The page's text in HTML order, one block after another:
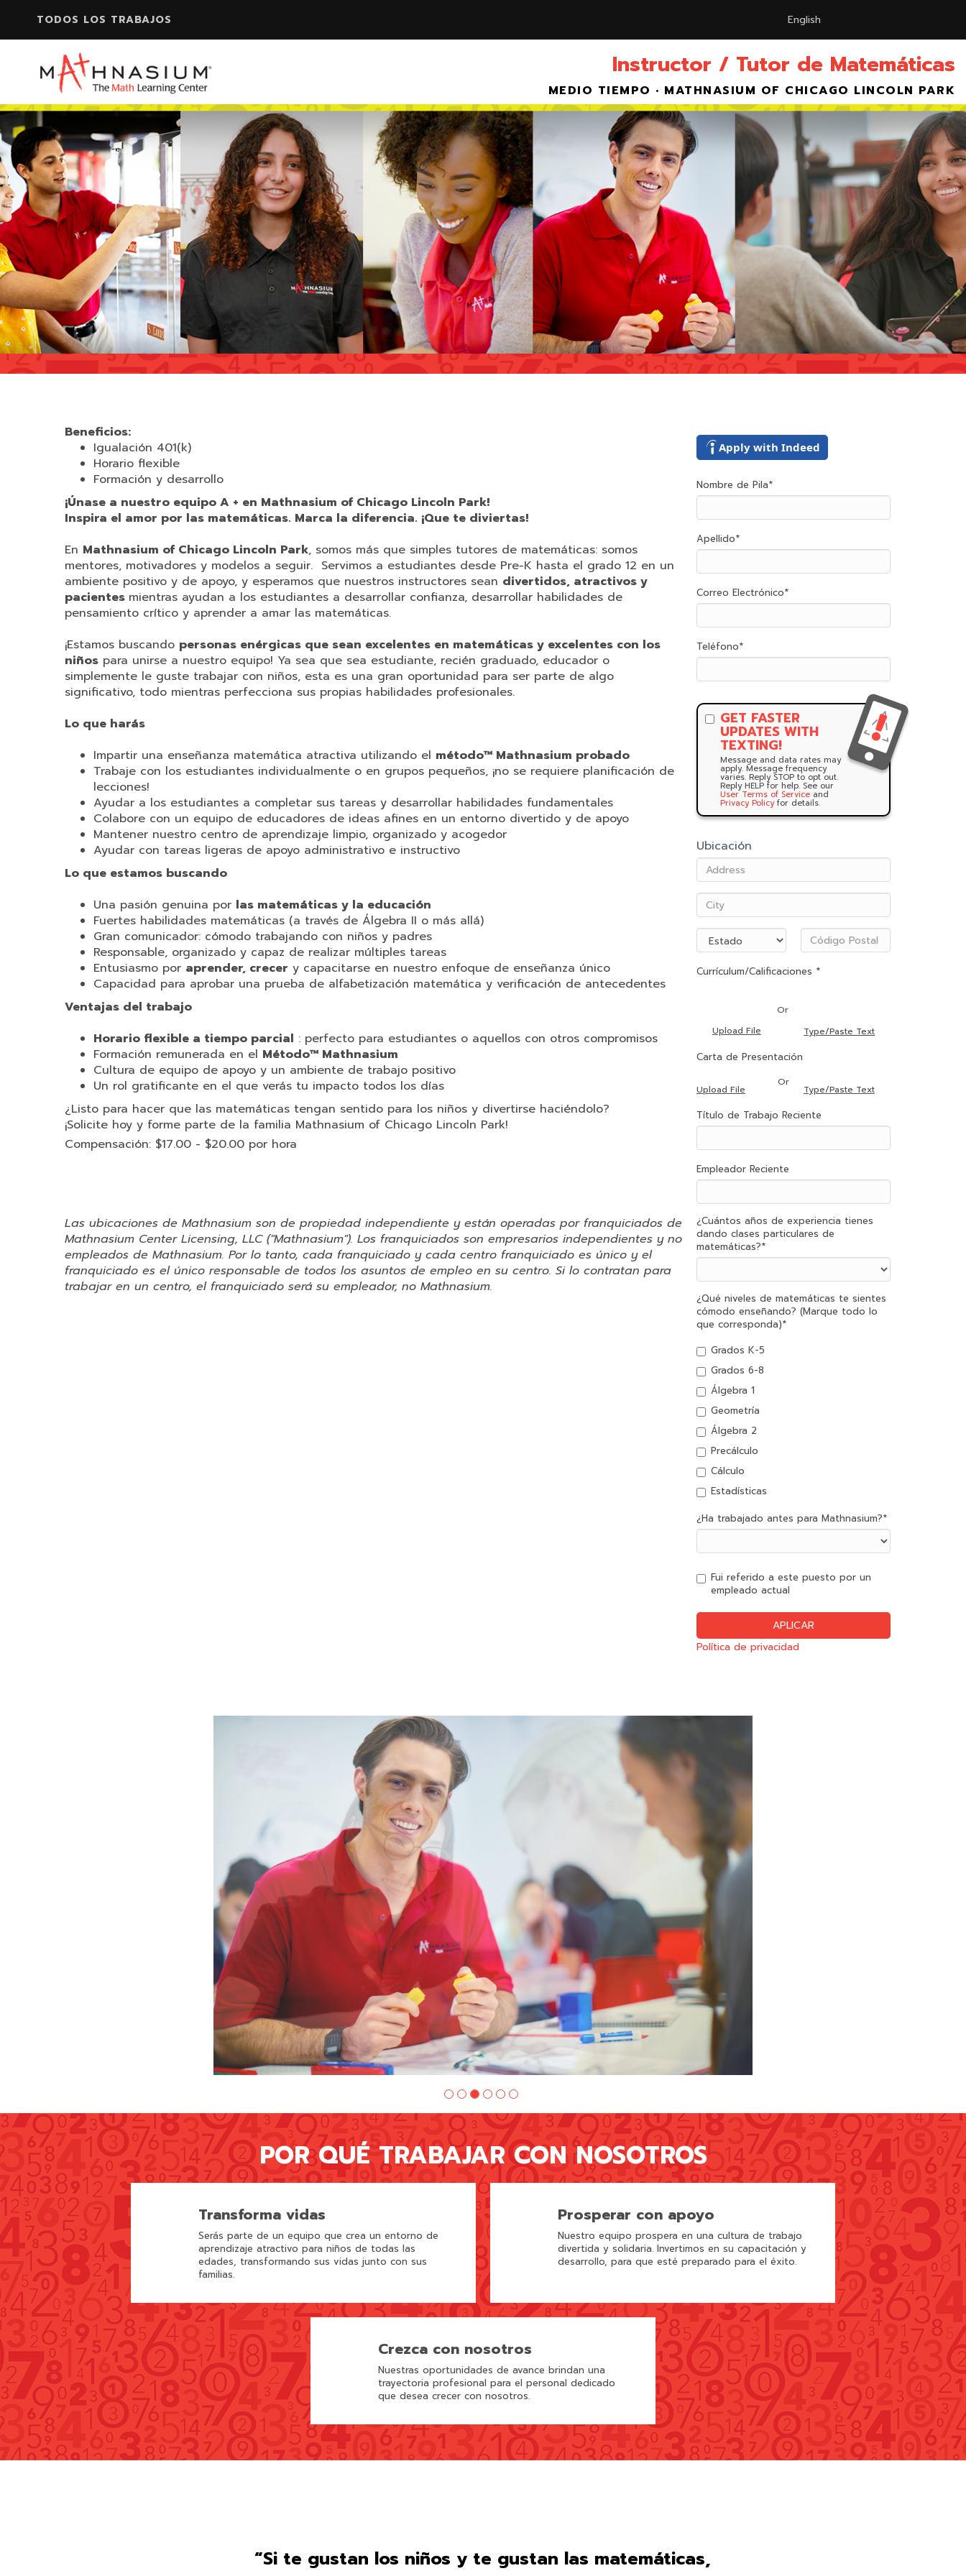
TODOS LOS TRABAJOS English
Instructor / Tutor de Matemáticas
MEDIO TIEMPO • MATHNASIUM OF CHICAGO LINCOLN PARK
Beneficios:
Igualación 401(k)
Horario flexible
Formación y desarrollo
¡Únase a nuestro equipo A + en Mathnasium of Chicago Lincoln Park!
Inspira el amor por las matemáticas. Marca la diferencia. ¡Que te diviertas!
En Mathnasium of Chicago Lincoln Park, somos más que simples tutores de matemáticas: somos
mentores, motivadores y modelos a seguir. Servimos a estudiantes desde Pre-K hasta el grado 12 en un
ambiente positivo y de apoyo, y esperamos que nuestros instructores sean divertidos, atractivos y
pacientes mientras ayudan a los estudiantes a desarrollar confianza, desarrollar habilidades de
pensamiento crítico y aprender a amar las matemáticas.
¡Estamos buscando personas enérgicas que sean excelentes en matemáticas y excelentes con los
niños para unirse a nuestro equipo! Ya sea que sea estudiante, recién graduado, educador o
simplemente le guste trabajar con niños, esta es una gran oportunidad para ser parte de algo
significativo, todo mientras perfecciona sus propias habilidades profesionales.
Lo que harás
Impartir una enseñanza matemática atractiva utilizando el método™ Mathnasium probado
Trabaje con los estudiantes individualmente o en grupos pequeños, ¡no se requiere planificación de
lecciones!
Ayudar a los estudiantes a completar sus tareas y desarrollar habilidades fundamentales
Colabore con un equipo de educadores de ideas afines en un entorno divertido y de apoyo
Mantener nuestro centro de aprendizaje limpio, organizado y acogedor
Ayudar con tareas ligeras de apoyo administrativo e instructivo
Lo que estamos buscando
Una pasión genuina por las matemáticas y la educación
Fuertes habilidades matemáticas (a través de Álgebra II o más allá)
Gran comunicador: cómodo trabajando con niños y padres
Responsable, organizado y capaz de realizar múltiples tareas
Entusiasmo por aprender, crecer y capacitarse en nuestro enfoque de enseñanza único
Capacidad para aprobar una prueba de alfabetización matemática y verificación de antecedentes
Ventajas del trabajo
Horario flexible a tiempo parcial : perfecto para estudiantes o aquellos con otros compromisos
Formación remunerada en el Método™ Mathnasium
Cultura de equipo de apoyo y un ambiente de trabajo positivo
Un rol gratificante en el que verás tu impacto todos los días
¿Listo para hacer que las matemáticas tengan sentido para los niños y divertirse haciéndolo?
¡Solicite hoy y forme parte de la familia Mathnasium of Chicago Lincoln Park!
Compensación: $17.00 - $20.00 por hora
Las ubicaciones de Mathnasium son de propiedad independiente y están operadas por franquiciados de
Mathnasium Center Licensing, LLC ("Mathnasium"). Los franquiciados son empresarios independientes y no
empleados de Mathnasium. Por lo tanto, cada franquiciado y cada centro franquiciado es único y el
franquiciado es el único responsable de todos los asuntos de empleo en su centro. Si lo contratan para
trabajar en un centro, el franquiciado será su empleador, no Mathnasium.
Apply with Indeed
Nombre de Pila*
Apellido*
Correo Electrónico*
Teléfono*
GET FASTER
UPDATES WITH
TEXTING!
Message and data rates may
apply. Message frequency
varies. Reply STOP to opt out.
Reply HELP for help. See our
User Terms of Service and
Privacy Policyfor details.
Ubicación
Currículum/Calificaciones *
Upload File
Or
Type/Paste Text
Carta de Presentación
Upload File
Or
Type/Paste Text
Título de Trabajo Reciente
Empleador Reciente
¿Cuántos años de experiencia tienes
dando clases particulares de
matemáticas?*
¿Qué niveles de matemáticas te sientes
cómodo enseñando? (Marque todo lo
que corresponda)*
Grados K-5
Grados 6-8
Álgebra 1
Geometría
Álgebra 2
Precálculo
Cálculo
Estadísticas
¿Ha trabajado antes para Mathnasium?*
Fui referido a este puesto por un
empleado actual
Política de privacidad
POR QUÉ TRABAJAR CON NOSOTROS
Transforma vidas
Serás parte de un equipo que crea un entorno de
aprendizaje atractivo para niños de todas las
edades, transformando sus vidas junto con sus
familias.
Prosperar con apoyo
Nuestro equipo prospera en una cultura de trabajo
divertida y solidaria. Invertimos en su capacitación y
desarrollo, para que esté preparado para el éxito.
Crezca con nosotros
Nuestras oportunidades de avance brindan una
trayectoria profesional para el personal dedicado
que desea crecer con nosotros.
“Si te gustan los niños y te gustan las matemáticas,